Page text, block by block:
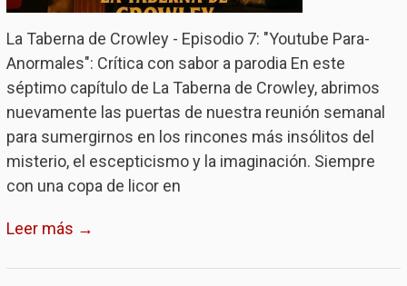
La Taberna de Crowley - Episodio 7: "Youtube Para-
Anormales": Crítica con sabor a parodia En este
séptimo capítulo de La Taberna de Crowley, abrimos
nuevamente las puertas de nuestra reunión semanal
para sumergirnos en los rincones más insólitos del
misterio, el escepticismo y la imaginación. Siempre
con una copa de licor en
Leer más →